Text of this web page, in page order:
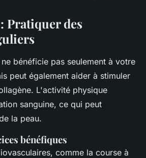
Pratiquer des
bénéficie pas seulement à votre
peut également aider à stimuler
L'activité physique
sanguine, ce qui peut
la peau.
bénéfiques
comme la course à